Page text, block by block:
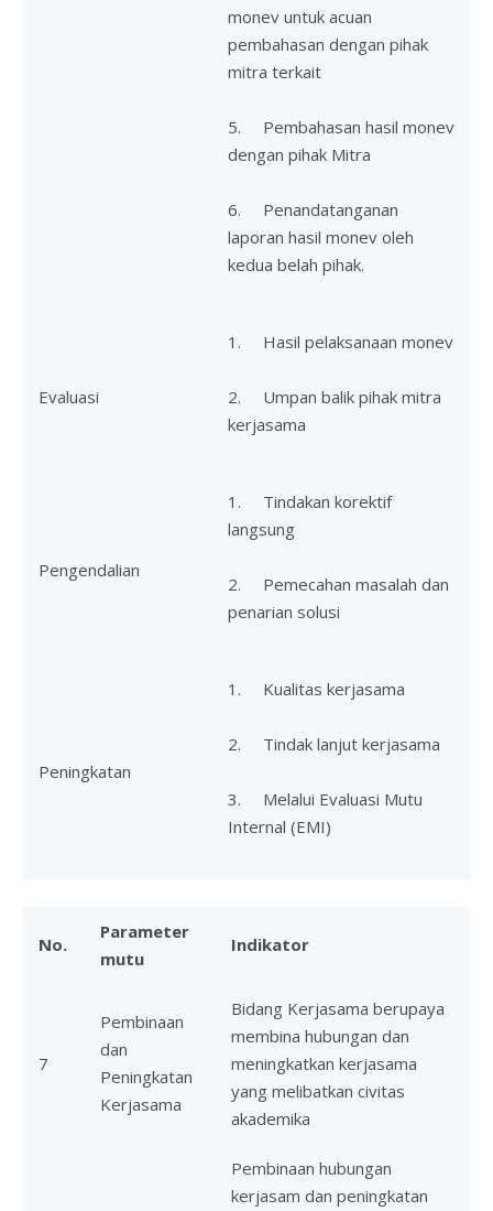
monev untuk acuan
pembahasan dengan pihak
mitra terkait
5. Pembahasan hasil monev
dengan pihak Mitra
6. Penandatanganan
laporan hasil monev oleh
kedua belah pihak.
Evaluasi
1. Hasil pelaksanaan monev
2. Umpan balik pihak mitra
kerjasama
Pengendalian
1. Tindakan korektif
langsung
2. Pemecahan masalah dan
penarian solusi
Peningkatan
1. Kualitas kerjasama
2. Tindak lanjut kerjasama
3. Melalui Evaluasi Mutu
Internal (EMI)
No.
Parameter
mutu
Indikator
7
Pembinaan
dan
Peningkatan
Kerjasama
Bidang Kerjasama berupaya
membina hubungan dan
meningkatkan kerjasama
yang melibatkan civitas
akademika
Pembinaan hubungan
kerjasam dan peningkatan